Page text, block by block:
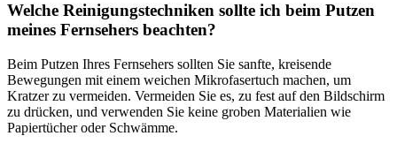
Welche Reinigungstechniken sollte ich beim Putzen
meines Fernsehers beachten?
Beim Putzen Ihres Fernsehers sollten Sie sanfte, kreisende
Bewegungen mit einem weichen Mikrofasertuch machen, um
Kratzer zu vermeiden. Vermeiden Sie es, zu fest auf den Bildschirm
zu drücken, und verwenden Sie keine groben Materialien wie
Papiertücher oder Schwämme.